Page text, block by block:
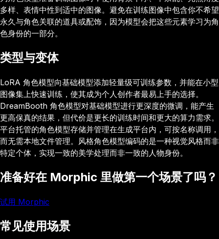
多样、表情中性到适中的图像。避免在训练图像中包含你不希望
永久与角色关联的道具或配饰，因为模型会把这些元素学习为角
色身份的一部分。
类型与变体
LoRA 角色模型向基础模型添加轻量级可训练参数，并能在小型
图像集上快速训练，使其成为个人创作者最易上手的选择。
DreamBooth 角色模型对基础模型进行更深度的微调，能产生
更高保真的结果，但代价是更长的训练时间和更大的算力需求。
平台托管的角色模型存储并管理在生成平台内，可按名称调用，
而无需本地文件管理。风格角色模型编码的是一种视觉风格而非
特定个体，实现一致的美学处理而非一致的人物身份。
准备好在 Morphic 里做第一个场景了吗？
试用 Morphic
常见使用场景